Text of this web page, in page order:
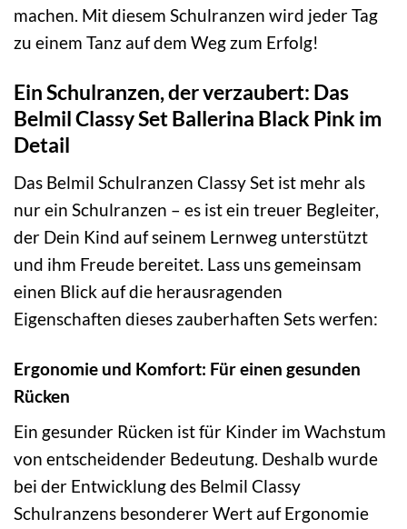
machen. Mit diesem Schulranzen wird jeder Tag
zu einem Tanz auf dem Weg zum Erfolg!
Ein Schulranzen, der verzaubert: Das
Belmil Classy Set Ballerina Black Pink im
Detail
Das Belmil Schulranzen Classy Set ist mehr als
nur ein Schulranzen – es ist ein treuer Begleiter,
der Dein Kind auf seinem Lernweg unterstützt
und ihm Freude bereitet. Lass uns gemeinsam
einen Blick auf die herausragenden
Eigenschaften dieses zauberhaften Sets werfen:
Ergonomie und Komfort: Für einen gesunden
Rücken
Ein gesunder Rücken ist für Kinder im Wachstum
von entscheidender Bedeutung. Deshalb wurde
bei der Entwicklung des Belmil Classy
Schulranzens besonderer Wert auf Ergonomie